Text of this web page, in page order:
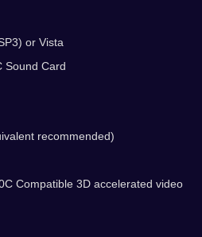
or Vista
Sound Card
recommended)
Compatible 3D accelerated video